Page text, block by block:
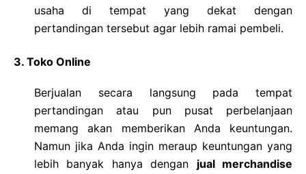
usaha di tempat yang dekat dengan
pertandingan tersebut agar lebih ramai pembeli.
3. Toko Online
Berjualan secara langsung pada tempat
pertandingan atau pun pusat perbelanjaan
memang akan memberikan Anda keuntungan.
Namun jika Anda ingin meraup keuntungan yang
lebih banyak hanya dengan jual merchandise